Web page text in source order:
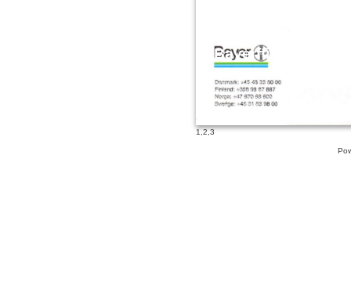
Bayerffi
Danmark: +45 45 23 50 00
Finland: +358 98 87 887
Norge: +47 670 68 600
Sverige: +46 31 83 98 00
1,2,3